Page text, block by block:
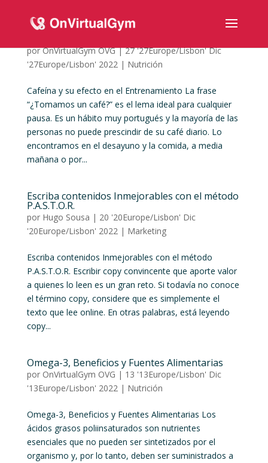
porOnVirtualGym OVG|27 '27Europe/Lisbon' Dic
'27Europe/Lisbon' 2022| Nutrición
Cafeína y su efecto en el Entrenamiento La frase
“¿Tomamos un café?” es el lema ideal para cualquier
pausa. Es un hábito muy portugués y la mayoría de las
personas no puede prescindir de su café diario. Lo
encontramos en el desayuno y la comida, a media
mañana o por...
Escriba contenidos Inmejorables con el método
P.A.S.T.O.R.
por Hugo Sousa | 20 '20Europe/Lisbon' Dic
'20Europe/Lisbon' 2022| Marketing
Escriba contenidos Inmejorables con el método
P.A.S.T.O.R. Escribir copy convincente que aporte valor
a quienes lo leen es un gran reto. Si todavía no conoce
el término copy, considere que es simplemente el
texto que lee online. En otras palabras, está leyendo
copy...
Omega-3, Beneficios y Fuentes Alimentarias
por OnVirtualGym OVG | 13 '13Europe/Lisbon' Dic
'13Europe/Lisbon' 2022| Nutrición
Omega-3, Beneficios y Fuentes Alimentarias Los
ácidos grasos poliinsaturados son nutrientes
esenciales que no pueden ser sintetizados por el
organismo y, por lo tanto, deben ser suministrados a